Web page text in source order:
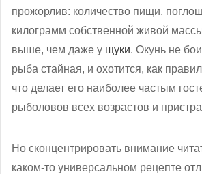
прожорлив: количество пищи,
килограмм собственной живой
выше, чем даже у щуки. Окунь не
рыба стайная, и охотится, как
что делает его наиболее частым
рыболовов всех возрастов и
Но сконцентрировать внимание
каком-то универсальном рецепте